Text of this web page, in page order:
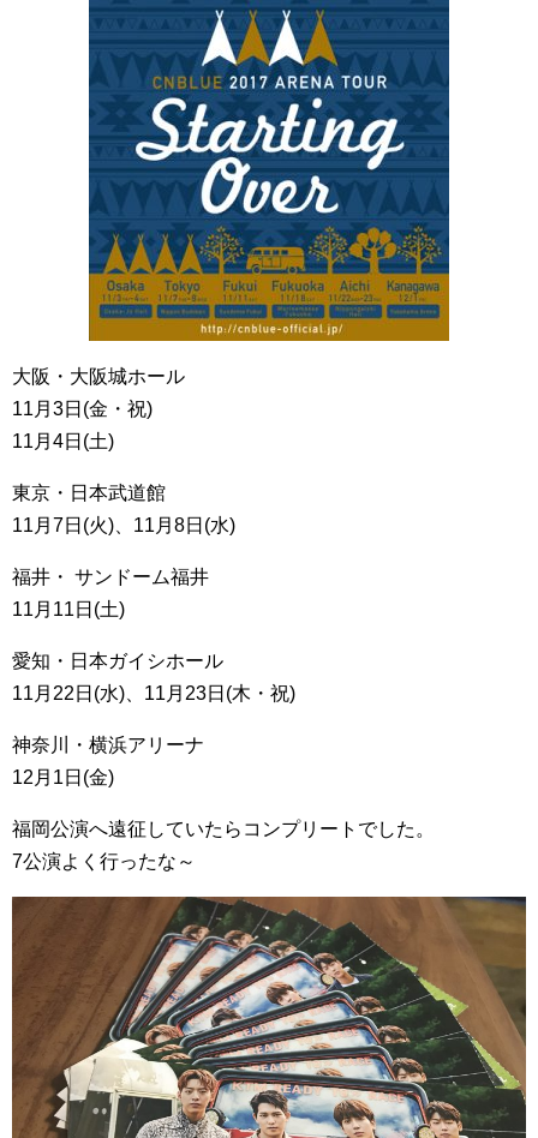
大阪・大阪城ホール
11月3日(金・祝)
11月4日(土)
東京・日本武道館
11月7日(火)、11月8日(水)
福井・ サンドーム福井
11月11日(土)
愛知・日本ガイシホール
11月22日(水)、11月23日(木・祝)
神奈川・横浜アリーナ
12月1日(金)
福岡公演へ遠征していたらコンプリートでした。
7公演よく行ったな～